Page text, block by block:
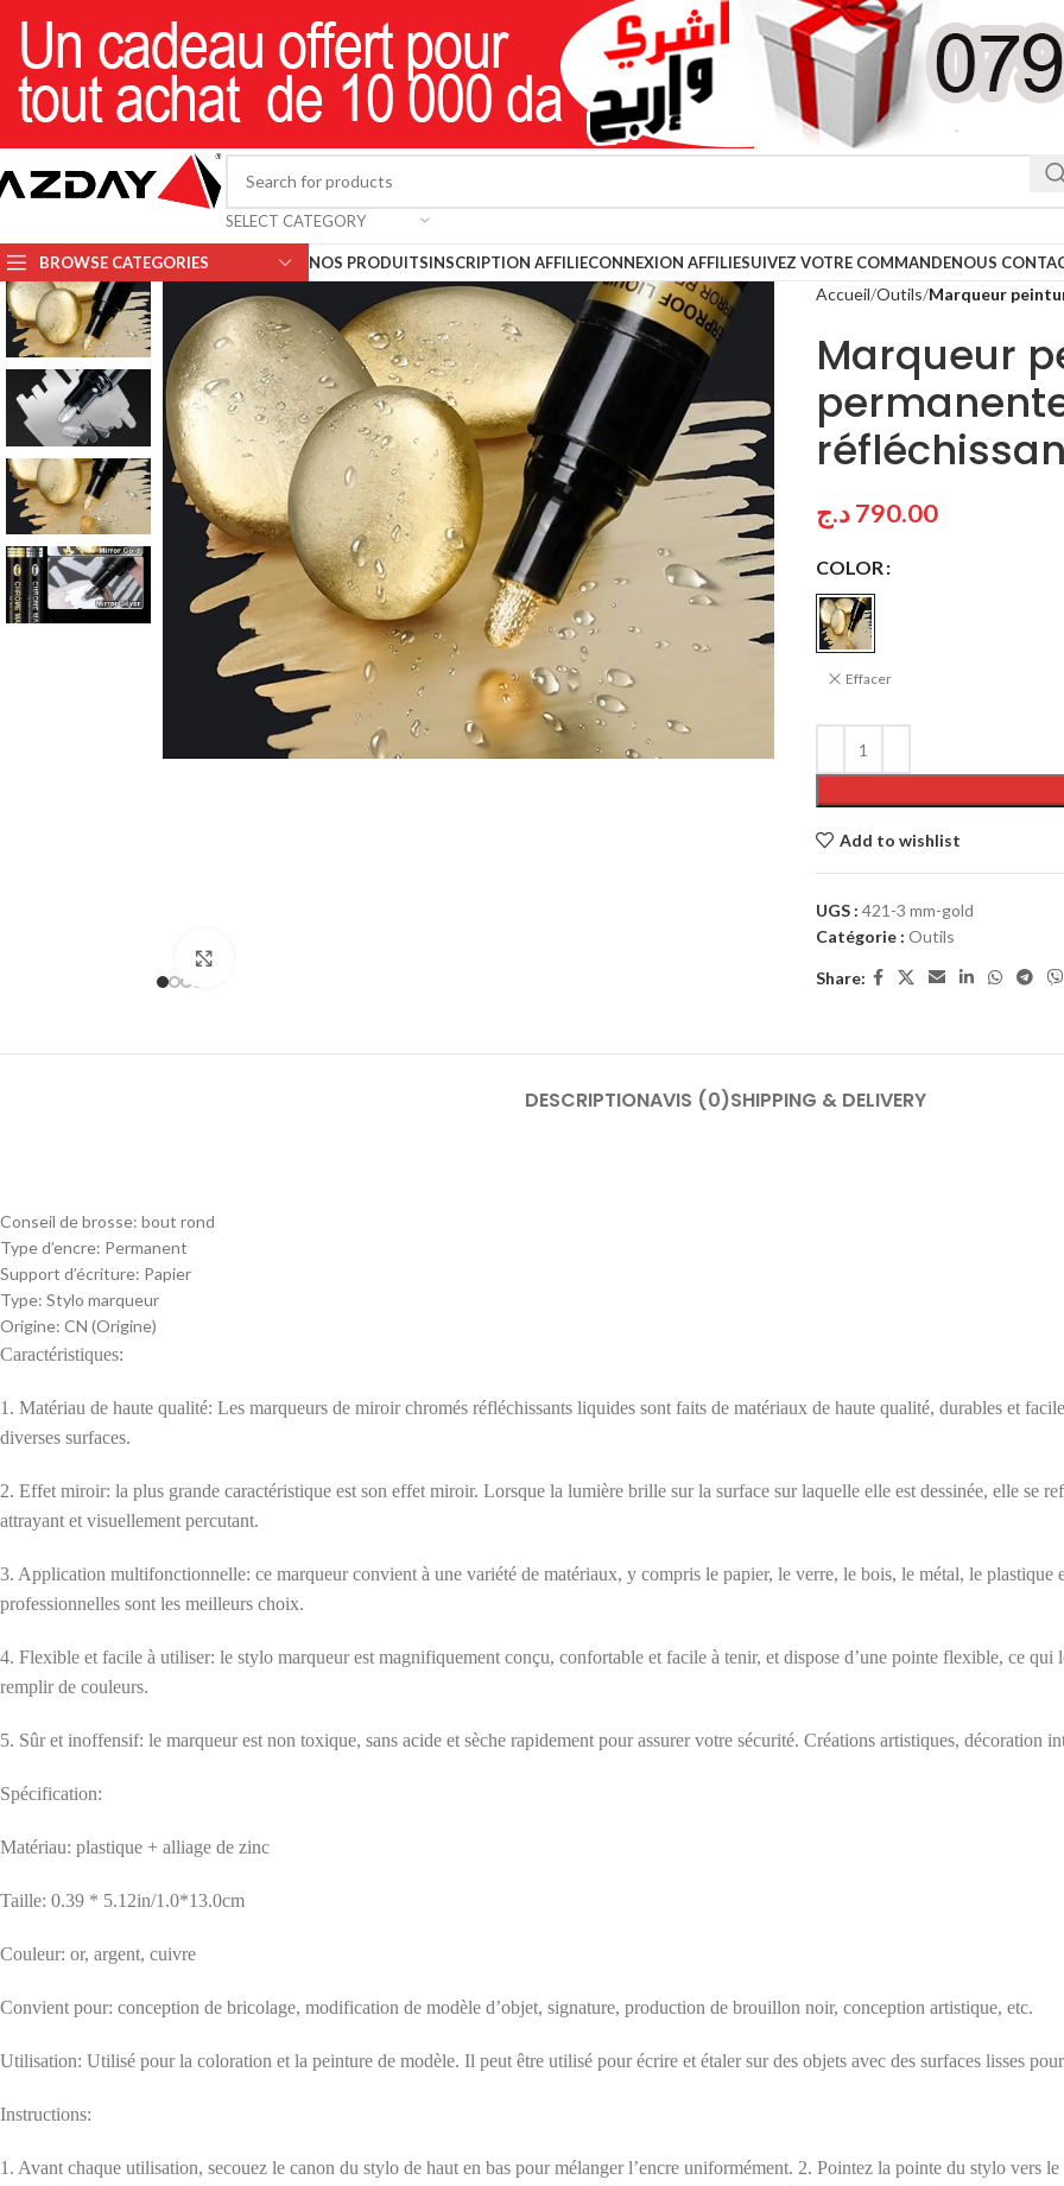
SELECT CATEGORY
BROWSE CATEGORIES NOS PRODUITSINSCRIPTION AFFILIECONNEXION AFFILIESUIVEZ VOTRE COMMANDENOUS
Accueil Outils Marqueur
Marqueur
790.00د.ج
COLOR
Effacer
Add to wishlist
UGS : 421-3 mm-gold
Catégorie : Outils
Share:
DESCRIPTIONAVIS (0)SHIPPING & DELIVERY
Conseil de brosse: bout rond
Type d’encre: Permanent
Support d’écriture: Papier
Type: Stylo marqueur
Origine: CN (Origine)
Caractéristiques:
1. Matériau de haute qualité: Les marqueurs de miroir chromés réfléchissants liquides sont faits de matériaux de haute qualité, durables et
diverses surfaces.
2. Effet miroir: la plus grande caractéristique est son effet miroir. Lorsque la lumière brille sur la surface sur laquelle elle est dessinée, elle se
attrayant et visuellement percutant.
3. Application multifonctionnelle: ce marqueur convient à une variété de matériaux, y compris le papier, le verre, le bois, le métal, le plastique
professionnelles sont les meilleurs choix.
4. Flexible et facile à utiliser: le stylo marqueur est magnifiquement conçu, confortable et facile à tenir, et dispose d’une pointe flexible, ce qui
remplir de couleurs.
5. Sûr et inoffensif: le marqueur est non toxique, sans acide et sèche rapidement pour assurer votre sécurité. Créations artistiques, décoration
Spécification:
Matériau: plastique + alliage de zinc
Taille: 0.39 * 5.12in/1.0*13.0cm
Couleur: or, argent, cuivre
Convient pour: conception de bricolage, modification de modèle d’objet, signature, production de brouillon noir, conception artistique, etc.
Utilisation: Utilisé pour la coloration et la peinture de modèle. Il peut être utilisé pour écrire et étaler sur des objets avec des surfaces lisses
Instructions:
1. Avant chaque utilisation, secouez le canon du stylo de haut en bas pour mélanger l’encre uniformément. 2. Pointez la pointe du stylo vers